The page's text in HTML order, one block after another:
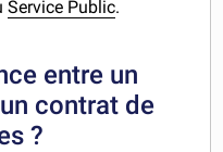
Service Public.
entre un
contrat de
?